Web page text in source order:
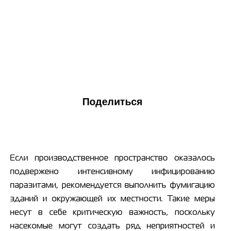
Поделиться
Если производственное пространство оказалось
подвержено интенсивному инфицированию
паразитами, рекомендуется выполнить фумигацию
зданий и окружающей их местности. Такие меры
несут в себе критическую важность, поскольку
насекомые могут создать ряд неприятностей и